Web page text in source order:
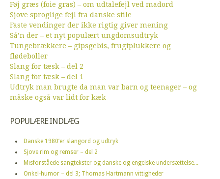
Føj græs (foie gras) – om udtalefejl ved madord
Sjove sproglige fejl fra danske stile
Faste vendinger der ikke rigtig giver mening
Så’n der – et nyt populært ungdomsudtryk
Tungebrækkere – gipsgebis, frugtplukkere og
flødeboller
Slang for tæsk – del 2
Slang for tæsk – del 1
Udtryk man brugte da man var barn og teenager – og
måske også var lidt for kæk
POPULÆRE INDLÆG
Danske 1980’er slangord og udtryk
Sjove rim og remser – del 2
Misforståede sangtekster og danske og engelske undersættelse...
Onkel-humor – del 3; Thomas Hartmann vittigheder